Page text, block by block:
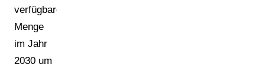
verfügbare
Menge
im Jahr
2030 um